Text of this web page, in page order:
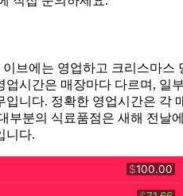
브에는 영업하고 크리스마스
시간은 매장마다 다르며, 일
니다. 정확한 영업시간은 각
부분의 식료품점은 새해 전날
니다.